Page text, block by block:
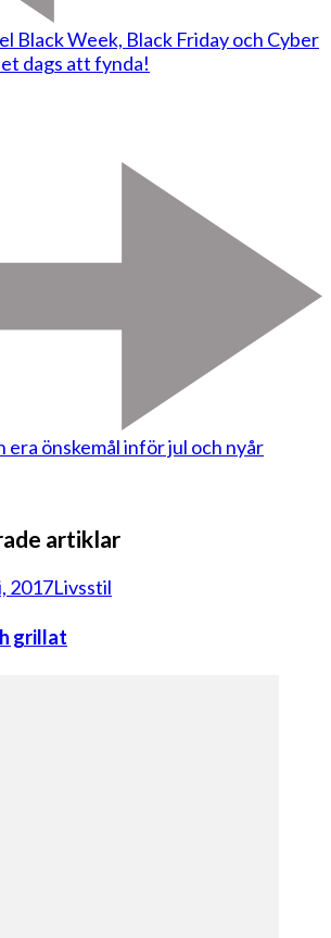
Black Week, Black Friday och Cyber
dags att fynda!
önskemål inför jul och nyår
artiklar
2017Livsstil
grillat